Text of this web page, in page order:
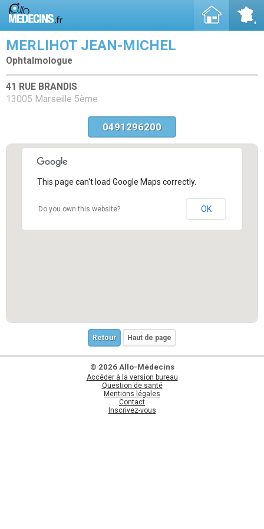
MERLIHOT JEAN-MICHEL
Ophtalmologue
41 RUE BRANDIS
13005 Marseille 5ème
0491296200
This page can't load Google Maps correctly.
Do you own this website? OK
Retour Haut de page
© 2026 Allo-Médecins
Accéder à la version bureau
Question de santé
Mentions légales
Contact
Inscrivez-vous